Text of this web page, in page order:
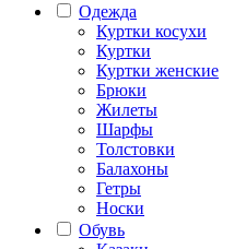
Одежда
Куртки косухи
Куртки
Куртки женские
Брюки
Жилеты
Шарфы
Толстовки
Балахоны
Гетры
Носки
Обувь